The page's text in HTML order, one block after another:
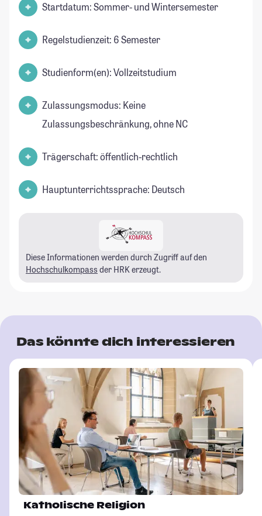
Startdatum: Sommer- und Wintersemester
Regelstudienzeit: 6 Semester
Studienform(en): Vollzeitstudium
Zulassungsmodus: Keine
Zulassungsbeschränkung, ohne NC
Trägerschaft: öffentlich-rechtlich
Hauptunterrichtssprache: Deutsch
Diese Informationen werden durch Zugriff auf den
Hochschulkompass der HRK erzeugt.
Das könnte dich interessieren
Katholische Religion